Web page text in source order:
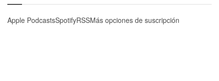
Apple PodcastsSpotifyRSSMás opciones de suscripción